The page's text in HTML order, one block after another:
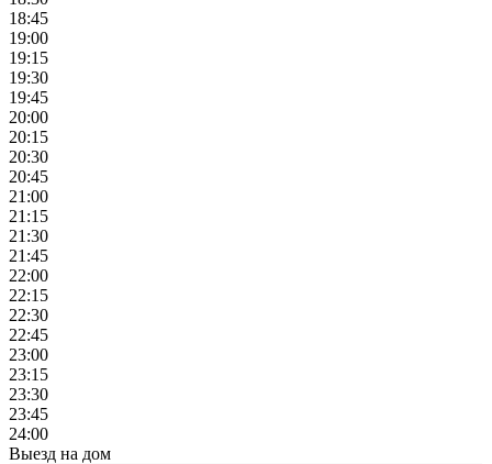
18:45
19:00
19:15
19:30
19:45
20:00
20:15
20:30
20:45
21:00
21:15
21:30
21:45
22:00
22:15
22:30
22:45
23:00
23:15
23:30
23:45
24:00
Выезд на дом